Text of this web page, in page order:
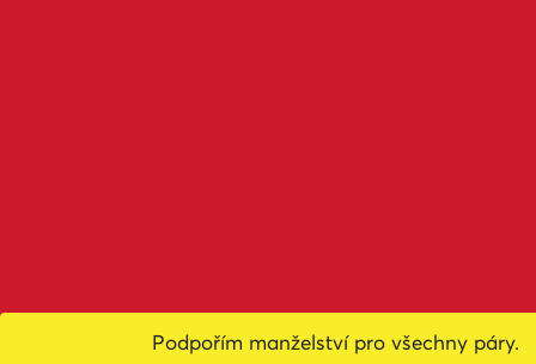
Podpořím manželství pro všechny páry.